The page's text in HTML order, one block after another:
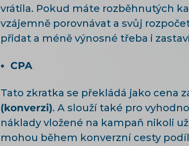
vrátila. Pokud máte rozběhnutých
vzájemně porovnávat a svůj
přidat a méně výnosné třeba i
CPA
Tato zkratka se překládá jako cena
(konverzi). A slouží také pro
náklady vložené na kampaň nikoli
mohou během konverzní cesty